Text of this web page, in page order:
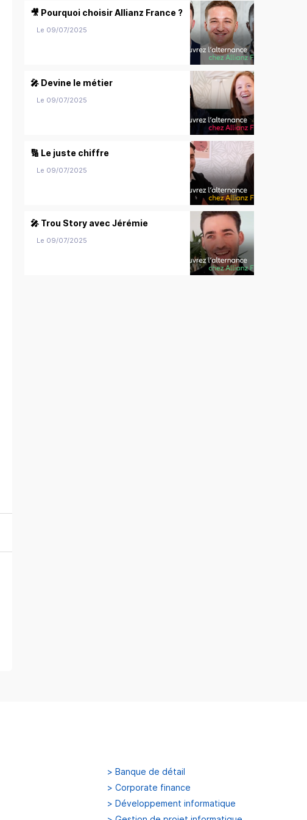
🎥 Pourquoi choisir Allianz France ?
Le 09/07/2025
🎤 Devine le métier
Le 09/07/2025
🔢 Le juste chiffre
Le 09/07/2025
🎤 Trou Story avec Jérémie
Le 09/07/2025
> Banque de détail
> Corporate finance
> Développement informatique